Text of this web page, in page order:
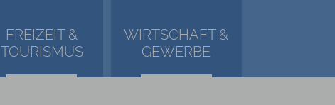
FREIZEIT &
TOURISMUS
WIRTSCHAFT &
GEWERBE